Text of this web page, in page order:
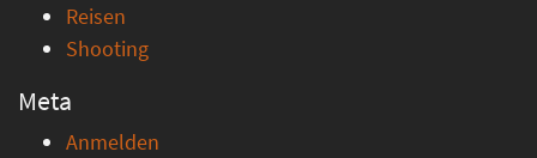
Reisen
Shooting
Meta
Anmelden